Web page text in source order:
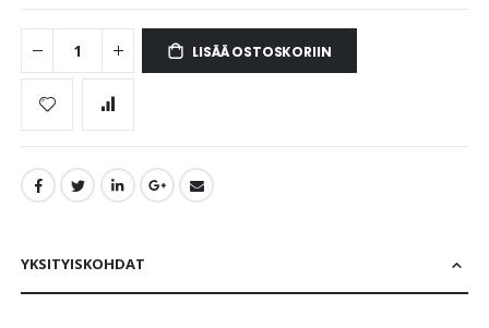
LISÄÄ OSTOSKORIIN
YKSITYISKOHDAT